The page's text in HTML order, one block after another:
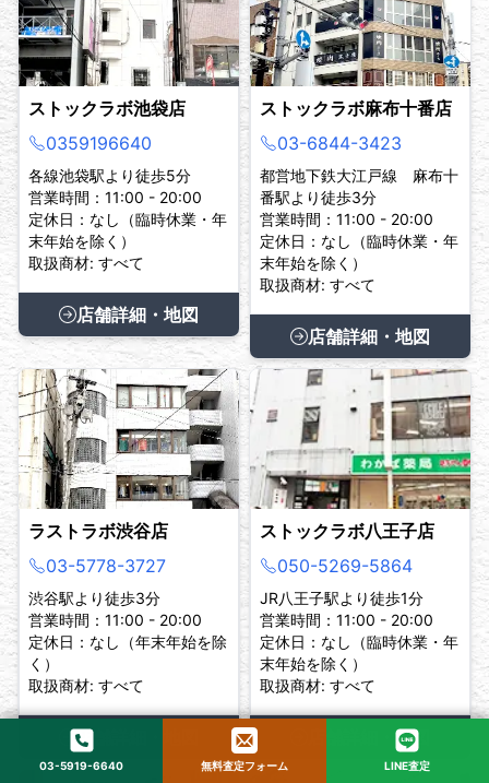
ストックラボ池袋店
0359196640
各線池袋駅より徒歩5分
営業時間：11:00 - 20:00
定休日：なし（臨時休業・年
末年始を除く）
取扱商材: すべて
店舗詳細・地図
ストックラボ麻布十番店
03-6844-3423
都営地下鉄大江戸線 麻布十
番駅より徒歩3分
営業時間：11:00 - 20:00
定休日：なし（臨時休業・年
末年始を除く）
取扱商材: すべて
店舗詳細・地図
ラストラボ渋谷店
03-5778-3727
渋谷駅より徒歩3分
営業時間：11:00 - 20:00
定休日：なし（年末年始を除
く）
取扱商材: すべて
店舗詳細・地図
ストックラボ八王子店
050-5269-5864
JR八王子駅より徒歩1分
営業時間：11:00 - 20:00
定休日：なし（臨時休業・年
末年始を除く）
取扱商材: すべて
店舗詳細・地図
03-5919-6640 無料査定フォーム LINE査定